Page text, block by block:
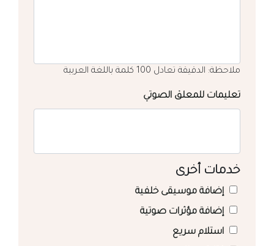
ملاحظة: الدقيقة تعادل 100 كلمة باللغة العربية
تعليمات للمعلق الصوتي
خدمات أخرى
إضافة موسيقى خلفية
إضافة مؤثرات صوتية
استلام سريع